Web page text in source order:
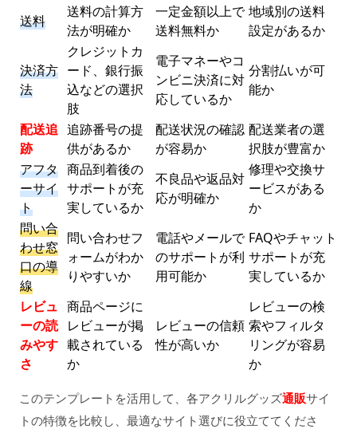
送料
送料の計算方
法が明確か
一定金額以上で
送料無料か
地域別の送料
設定があるか
決済方
法
クレジットカ
ード、銀行振
込などの選択
肢
電子マネーやコ
ンビニ決済に対
応しているか
分割払いが可
能か
配送追
跡
追跡番号の提
供があるか
配送状況の確認
が容易か
配送業者の選
択肢が豊富か
アフタ
ーサイ
ト
商品到着後の
サポートが充
実しているか
不良品や返品対
応が明確か
修理や交換サ
ービスがある
か
問い合
わせ窓
口の導
線
問い合わせフ
ォームがわか
りやすいか
電話やメールで
のサポートが利
用可能か
FAQやチャット
サポートが充
実しているか
レビュ
ーの読
みやす
さ
商品ページに
レビューが掲
載されている
か
レビューの信頼
性が高いか
レビューの検
索やフィルタ
リングが容易
か
このテンプレートを活用して、各アクリルグッズ通販サイ
トの特徴を比較し、最適なサイト選びに役立ててくださ